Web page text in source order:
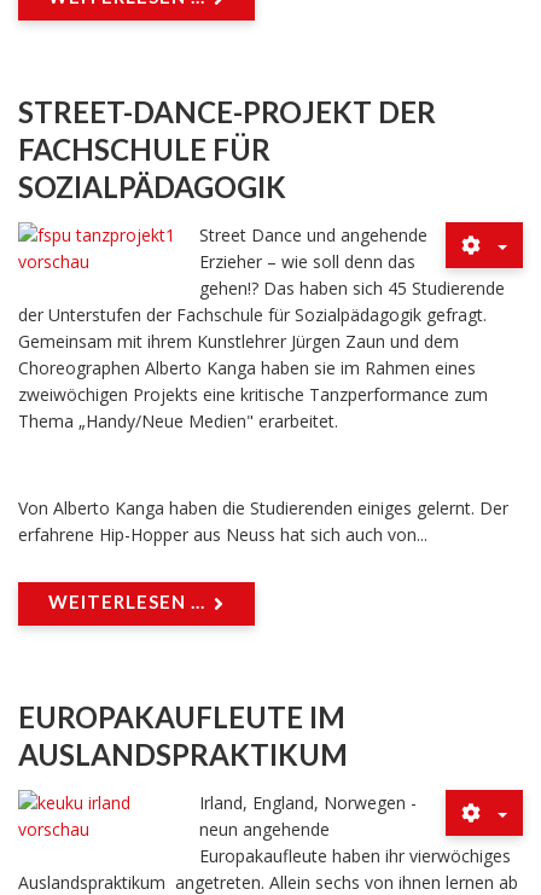
STREET-DANCE-PROJEKT DER
FACHSCHULE FÜR
SOZIALPÄDAGOGIK
Street Dance und angehende
Erzieher – wie soll denn das
gehen!? Das haben sich 45 Studierende
der Unterstufen der Fachschule für Sozialpädagogik gefragt.
Gemeinsam mit ihrem Kunstlehrer Jürgen Zaun und dem
Choreographen Alberto Kanga haben sie im Rahmen eines
zweiwöchigen Projekts eine kritische Tanzperformance zum
Thema „Handy/Neue Medien" erarbeitet.
Von Alberto Kanga haben die Studierenden einiges gelernt. Der
erfahrene Hip-Hopper aus Neuss hat sich auch von...
WEITERLESEN ...
EUROPAKAUFLEUTE IM
AUSLANDSPRAKTIKUM
Irland, England, Norwegen -
neun angehende
Europakaufleute haben ihr vierwöchiges
Auslandspraktikum angetreten. Allein sechs von ihnen lernen ab